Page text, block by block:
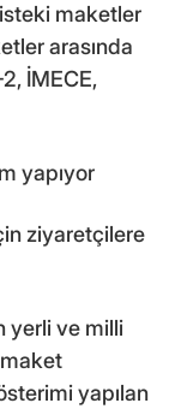
maketler
arasında
İMECE,
yapıyor
ziyaretçilere
yerli ve milli
yapılan